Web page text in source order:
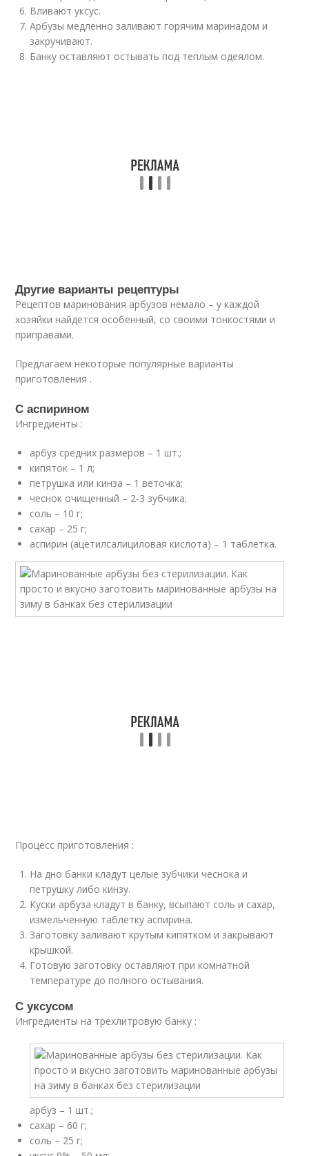
Вливают уксус.
Арбузы медленно заливают горячим маринадом и
закручивают.
Банку оставляют остывать под теплым одеялом.
Другие варианты рецептуры
Рецептов маринования арбузов немало – у каждой
хозяйки найдется особенный, со своими тонкостями и
приправами.
Предлагаем некоторые популярные варианты
приготовления .
С аспирином
Ингредиенты :
арбуз средних размеров – 1 шт.;
кипяток – 1 л;
петрушка или кинза – 1 веточка;
чеснок очищенный – 2-3 зубчика;
соль – 10 г;
сахар – 25 г;
аспирин (ацетилсалициловая кислота) – 1 таблетка.
Процесс приготовления :
На дно банки кладут целые зубчики чеснока и
петрушку либо кинзу.
Куски арбуза кладут в банку, всыпают соль и сахар,
измельченную таблетку аспирина.
Заготовку заливают крутым кипятком и закрывают
крышкой.
Готовую заготовку оставляют при комнатной
температуре до полного остывания.
С уксусом
Ингредиенты на трехлитровую банку :
арбуз – 1 шт.;
сахар – 60 г;
соль – 25 г;